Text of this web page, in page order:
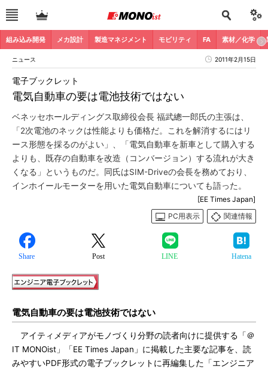
組み込み開発 メカ設計 製造マネジメント モビリティ FA 素材／化学
ニュース 2011年2月15日
電気自動車の要は電池技術ではない
電子ブックレット
ベネッセホールディングス取締役会長 福武總一郎氏の主張は、
「2次電池のネックは性能よりも価格だ。これを解消するにはリ
ース形態を採るのがよい」、「電気自動車を新車として購入する
よりも、既存の自動車を改造（コンバージョン）する流れが大き
くなる」というものだ。同氏はSIM-Driveの会長を務めており、
インホイールモーターを用いた電気自動車についても語った。
[EE Times Japan]
PC用表示
関連情報
Share Post LINE Hatena
電気自動車の要は電池技術ではない
アイティメディアがモノづくり分野の読者向けに提供する「＠
IT MONOist」「EE Times Japan」に掲載した主要な記事を、読
みやすいPDF形式の電子ブックレットに再編集した「エンジニア